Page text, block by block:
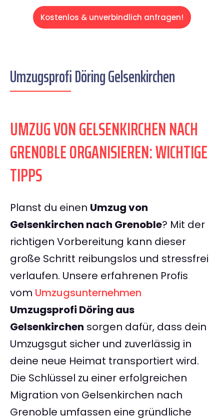
Kostenlos & unverbindlich anfragen!
Umzugsprofi Döring Gelsenkirchen
UMZUG VON GELSENKIRCHEN NACH
GRENOBLE ORGANISIEREN: WICHTIGE
TIPPS
Planst du einen Umzug von
Gelsenkirchen nach Grenoble? Mit der
richtigen Vorbereitung kann dieser
große Schritt reibungslos und stressfrei
verlaufen. Unsere erfahrenen Profis
vom Umzugsunternehmen
Umzugsprofi Döring aus
Gelsenkirchen sorgen dafür, dass dein
Umzugsgut sicher und zuverlässig in
deine neue Heimat transportiert wird.
Die Schlüssel zu einer erfolgreichen
Migration von Gelsenkirchen nach
Grenoble umfassen eine gründliche